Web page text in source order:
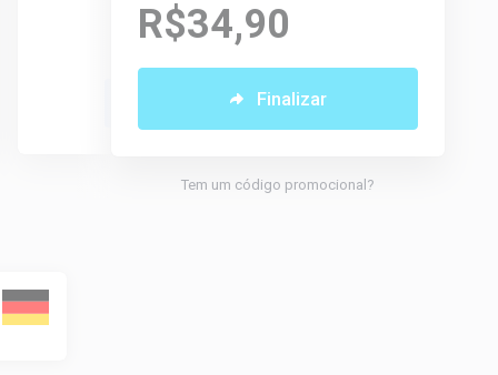
240 GBSSD
Tráfego
R$34,90
Finalizar
Tem um código promocional?